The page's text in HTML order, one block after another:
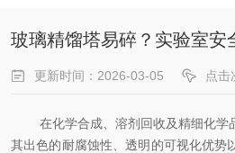
玻璃精馏塔易碎？实验室安
更新时间：2026-03-05 点击
在化学合成、溶剂回收及精细化学
其出色的耐腐蚀性、透明的可视化优势